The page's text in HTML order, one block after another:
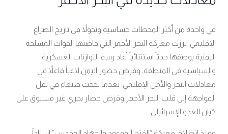
في واحدة من أكثر المحطات حساسية وتحولاً في تاريخ الصراع
الإقليمي، برزت معركة البحر الأحمر التي خاضتها القوات المسلحة
اليمنية بوصفها حدثاً استثنائياً أعاد رسم التوازنات العسكرية
والسياسية في المنطقة، وفرض حضور اليمن لاعباً فاعلاً في
معادلات البحر والأمن الإقليمي، بعدما نجحت صنعاء في نقل
المواجهة إلى قلب البحر الأحمر وفرض حصار بحري غير مسبوق على
كيان العدو الإسرائيلي.